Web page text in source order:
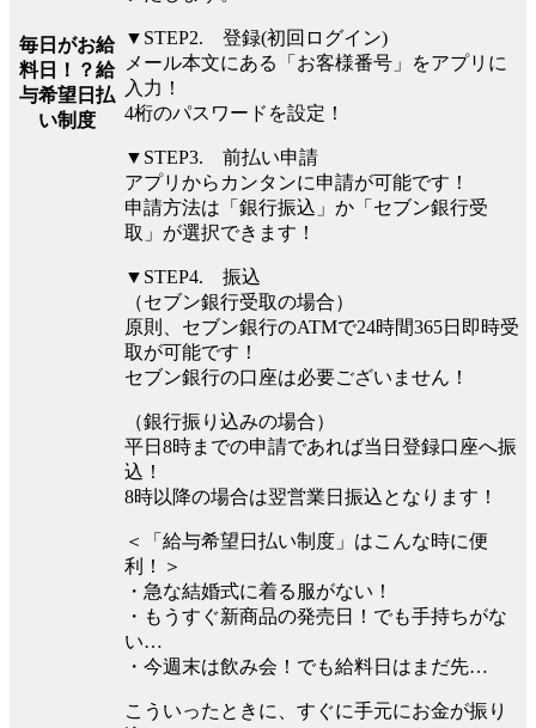
毎日がお給
料日！？給
与希望日払
い制度
▼STEP2. 登録(初回ログイン)
メール本文にある「お客様番号」をアプリに
入力！
4桁のパスワードを設定！
▼STEP3. 前払い申請
アプリからカンタンに申請が可能です！
申請方法は「銀行振込」か「セブン銀行受
取」が選択できます！
▼STEP4. 振込
（セブン銀行受取の場合）
原則、セブン銀行のATMで24時間365日即時受
取が可能です！
セブン銀行の口座は必要ございません！
（銀行振り込みの場合）
平⽇8時までの申請であれば当⽇登録口座へ振
込！
8時以降の場合は翌営業⽇振込となります！
＜「給与希望日払い制度」はこんな時に便
利！＞
・急な結婚式に着る服がない！
・もうすぐ新商品の発売日！でも手持ちがな
い…
・今週末は飲み会！でも給料日はまだ先…
こういったときに、すぐに手元にお金が振り